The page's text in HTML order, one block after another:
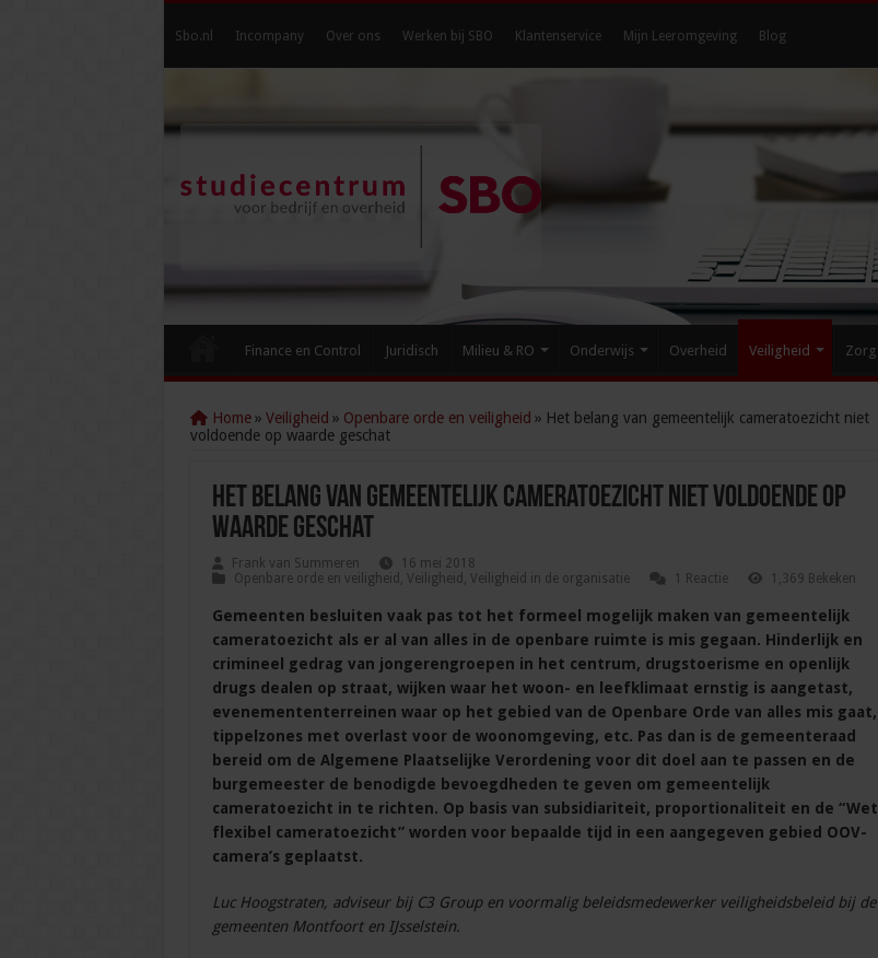
Sbo.nl Incompany Over ons Werken bij SBO Klantenservice Mijn Leeromgeving Blog
Finance en Control Juridisch Milieu & RO Onderwijs Overheid Veiligheid Zorg
Home » Veiligheid » Openbare orde en veiligheid » Het belang van gemeentelijk cameratoezicht niet
voldoende op waarde geschat
Het belang van gemeentelijk cameratoezicht niet voldoende op
waarde geschat
Frank van Summeren
16 mei 2018
Openbare orde en veiligheid , Veiligheid , Veiligheid in de organisatie 1 Reactie 1,369 Bekeken
Gemeenten besluiten vaak pas tot het formeel mogelijk maken van gemeentelijk
cameratoezicht als er al van alles in de openbare ruimte is mis gegaan. Hinderlijk en
crimineel gedrag van jongerengroepen in het centrum, drugstoerisme en openlijk
drugs dealen op straat, wijken waar het woon- en leefklimaat ernstig is aangetast,
evenemententerreinen waar op het gebied van de Openbare Orde van alles mis gaat,
tippelzones met overlast voor de woonomgeving, etc. Pas dan is de gemeenteraad
bereid om de Algemene Plaatselijke Verordening voor dit doel aan te passen en de
burgemeester de benodigde bevoegdheden te geven om gemeentelijk
cameratoezicht in te richten. Op basis van subsidiariteit, proportionaliteit en de “Wet
flexibel cameratoezicht” worden voor bepaalde tijd in een aangegeven gebied OOV-
camera’s geplaatst.
Luc Hoogstraten, adviseur bij C3 Group en voormalig beleidsmedewerker veiligheidsbeleid bij de
gemeenten Montfoort en IJsselstein.